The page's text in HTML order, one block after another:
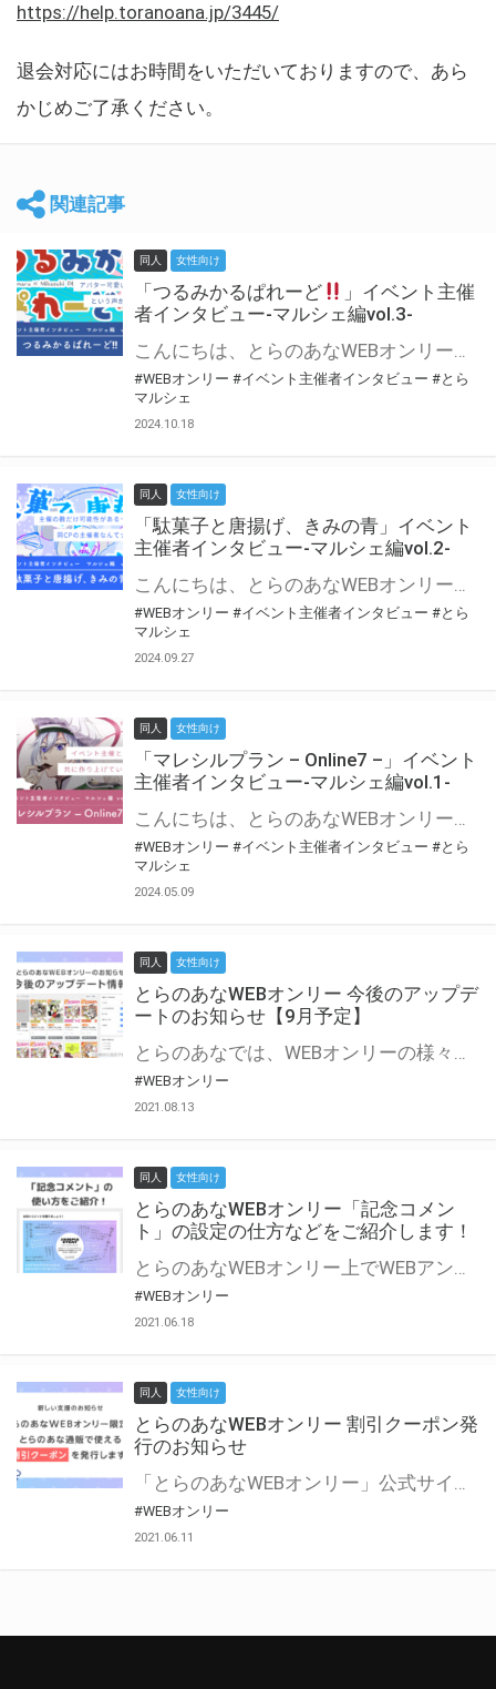
https://help.toranoana.jp/3445/
退会対応にはお時間をいただいておりますので、あら
かじめご了承ください。
関連記事
同人 女性向け
「つるみかるぱれーど
」イベント主催
者インタビュー-マルシェ編vol.3-
こんにちは、とらのあなWEBオンリー運営スタッフです。 新たにお届けする、イベント主催者インタビュー-マルシェ編-は、 とらのあなWEBオンリー「マルシェ」をご利用した主催様に 「マルシェ」を使って開催した感想や心がけをお聞きする企画です。 今回は、WEBオンリー初開催「つるみかるぱれーど
#WEBオンリー #イベント主催者インタビュー #とら
マルシェ
2024.10.18
同人 女性向け
「駄菓子と唐揚げ、きみの青」イベント
主催者インタビュー-マルシェ編vol.2-
こんにちは、とらのあなWEBオンリー運営スタッフです。 新たにお届けする、イベント主催者インタビュー-マルシェ編-は、 とらのあなWEBオンリー「マルシェ」をご利用の主催様に 「マルシェ」を使ってイベントを開催した感想や心がけをお聞きする企画です。 今回は、WEBオンリー初開催「駄菓子と唐揚げ、きみの青」より、 主催のぎこ六屋様にお話を伺いました。 協力：ぎこ六屋様／イベント公式Twitter（@krkgwks） とらのあなWEBオンリー「マルシェ」とは？ WEBオンリーでリアルタイムでコミュニケーションがとれるオンライン会場です。
#WEBオンリー #イベント主催者インタビュー #とら
マルシェ
2024.09.27
同人 女性向け
「マレシルプラン – Online7 –」イベント
主催者インタビュー-マルシェ編vol.1-
こんにちは、とらのあなWEBオンリー運営スタッフです。 新たにお届けする、イベント主催者インタビュー-マルシェ編-は、 とらのあなWEBオンリー「マルシェ」をご利用した主催様に 「マルシェ」を使って開催した感想や心がけをお聞きする企画です。 今回は、WEBオンリー開催7回目迎えた「マレシルプラン – Online7 –」より、 主催の玉川うた様にお話を伺いました。 ▼マレシルプランのインタビュー前回記事 「イベント主催者インタビュー vol.6」はこちら 協力：玉川うた様（マレシルプラン実行委員会 代表）／イベント公式Twitter（@mallesil_plan） とらのあなWEBオンリー「マルシェ」とは？ WEBオンリーでリアルタイムでコミュニケーションがとれるオンライン会場です。
#WEBオンリー #イベント主催者インタビュー #とら
マルシェ
2024.05.09
同人 女性向け
とらのあなWEBオンリー 今後のアップデ
ートのお知らせ【9月予定】
とらのあなでは、WEBオンリーの様々な支援を実施しています。 今回は2021年9月に実装を予定しているアップデート情報についてご紹介いたします。 とらのあなWEBオンリーサイトはこちら
#WEBオンリー
2021.08.13
同人 女性向け
とらのあなWEBオンリー「記念コメン
ト」の設定の仕方などをご紹介します！
とらのあなWEBオンリー上でWEBアンソロジーが作成できる「記念コメント」について、その使い方や作成手順を解説します！ 支援タイプを「サークル参加型」「サークル参加型・マルシェ(イベント会場)機能付き」でお申し込みいただいている主催者様はぜひご活用ください♪ とらのあなWEBオンリーサイトはこちら
#WEBオンリー
2021.06.18
同人 女性向け
とらのあなWEBオンリー 割引クーポン発
行のお知らせ
「とらのあなWEBオンリー」公式サイトでとらのあな通販の「割引クーポン」を配布中！ イベントごとに開催当日限定で使える割引クーポンのシリアルコードを発行します。 とらのあなWEBオンリーのページをチェックして、イベント当日にお得にお買い物を楽しみましょう♪ ※本キャンペーンは予告なく終了する場合がございます。 とらのあなWEBオンリーサイトはこちら
#WEBオンリー
2021.06.11